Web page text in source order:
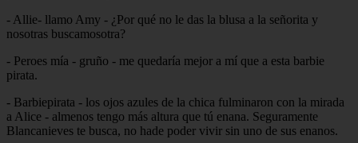
- Allie- llamo Amy - ¿Por qué no le das la blusa a la señorita y
nosotras buscamosotra?
- Peroes mía - gruño - me quedaría mejor a mí que a esta barbie
pirata.
- Barbiepirata - los ojos azules de la chica fulminaron con la mirada
a Alice - almenos tengo más altura que tú enana. Seguramente
Blancanieves te busca, no hade poder vivir sin uno de sus enanos.